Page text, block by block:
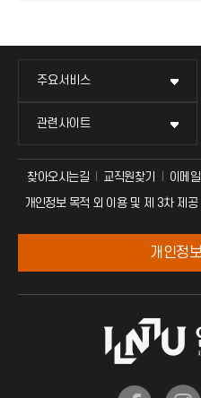
주요서비스
관련사이트
찾아오시는길 교직원찾기 이메
개인정보 목적 외 이용 및 제 3차 제공
개인정